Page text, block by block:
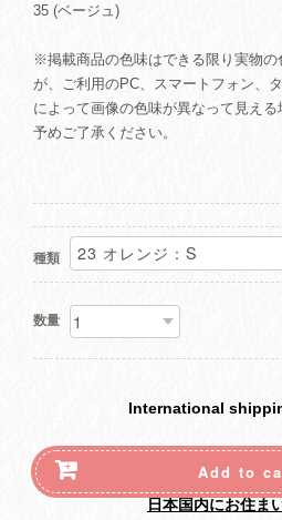
35 (ベージュ)
※掲載商品の色味はできる限り実物の
が、ご利用のPC、スマートフォン、
によって画像の色味が異なって見える
予めご了承ください。
種類
数量
International
Add to
日本国内にお住ま